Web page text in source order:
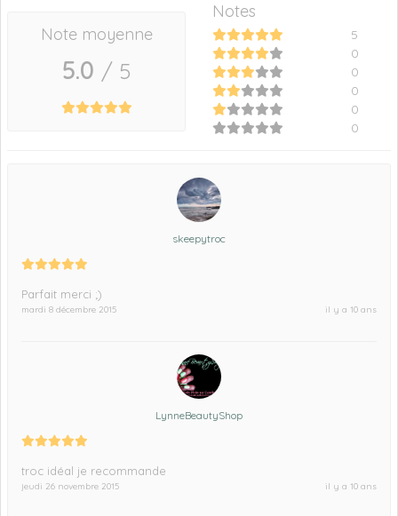
Note moyenne
5.0 / 5
Notes
5
0
0
0
0
0
skeepytroc
Parfait merci ;)
mardi 8 décembre 2015 il y a 10 ans
LynneBeautyShop
troc idéal je recommande
jeudi 26 novembre 2015 il y a 10 ans